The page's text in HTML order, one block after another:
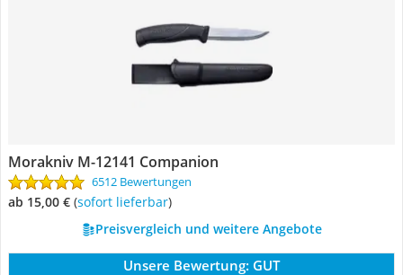
Morakniv M-12141 Companion
6512 Bewertungen
ab 15,00 € ( Sofort lieferbar)
Preisvergleich und weitere Angebote
Unsere Bewertung: GUT